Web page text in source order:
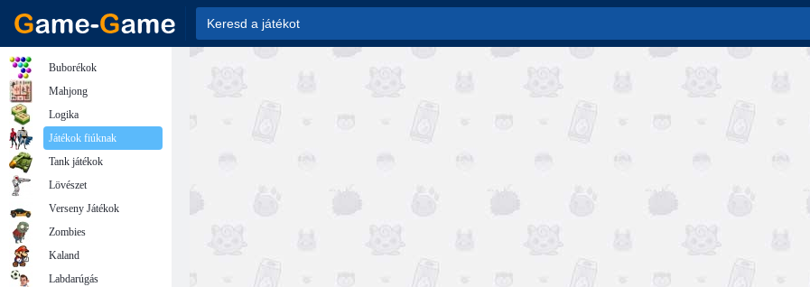
Buborékok
Mahjong
Logika
Játékok fiúknak
Tank játékok
Lövészet
Verseny Játékok
Zombies
Kaland
Labdarúgás